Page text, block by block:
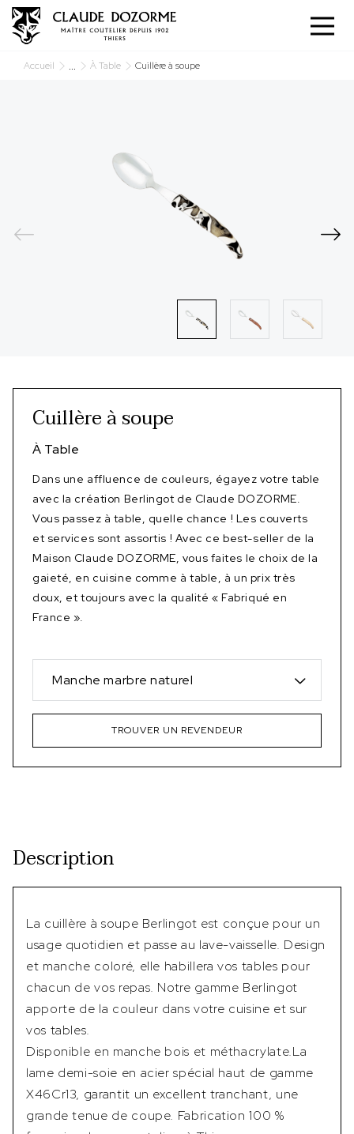
Accueil ... À Table Cuillère à soupe
Cuillère à soupe
À Table
Dans une affluence de couleurs, égayez votre table
avec la création Berlingot de Claude DOZORME.
Vous passez à table, quelle chance ! Les couverts
et services sont assortis ! Avec ce best-seller de la
Maison Claude DOZORME, vous faites le choix de la
gaieté, en cuisine comme à table, à un prix très
doux, et toujours avec la qualité « Fabriqué en
France ».
Manche marbre naturel
TROUVER UN REVENDEUR
Description
La cuillère à soupe Berlingot est conçue pour un
usage quotidien et passe au lave-vaisselle. Design
et manche coloré, elle habillera vos tables pour
chacun de vos repas. Notre gamme Berlingot
apporte de la couleur dans votre cuisine et sur
vos tables.
Disponible en manche bois et méthacrylate.La
lame demi-soie en acier spécial haut de gamme
X46Cr13, garantit un excellent tranchant, une
grande tenue de coupe. Fabrication 100 %
Panneau de gestion des cookies